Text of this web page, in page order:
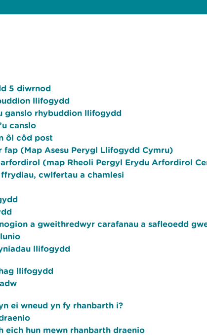
5 diwrnod
llifogydd
ganslo rhybuddion llifogydd
canslo
ôl côd post
(Map Asesu Perygl Llifogydd Cymru)
(map Rheoli Pergyl Erydu Arfordirol
cwlfertau a chamlesi
a gweithredwyr carafanau a safleoedd
llifogydd
llifogydd
ei wneud yn fy rhanbarth i?
eich hun mewn rhanbarth draenio